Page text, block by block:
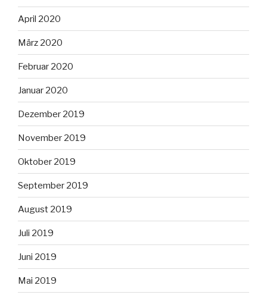
April 2020
März 2020
Februar 2020
Januar 2020
Dezember 2019
November 2019
Oktober 2019
September 2019
August 2019
Juli 2019
Juni 2019
Mai 2019